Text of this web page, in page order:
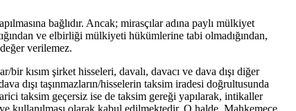
bağlıdır. Ancak; mirasçılar adına paylı mülkiyet
ve elbirliği mülkiyeti hükümlerine tabi olmadığından,
verilemez.
kısım şirket hisseleri, davalı, davacı ve dava dışı diğer
dışı taşınmazların/hisselerin taksim iradesi doğrultusunda
taksim geçersiz ise de taksim gereği yapılarak, intikaller